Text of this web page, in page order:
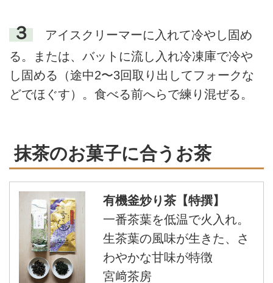
３
アイスクリーマーに入れて冷やし固め
る。または、バットに流し入れ冷凍庫で冷や
し固める（途中2〜3回取り出してフォークな
どでほぐす）。食べる前へらで練り混ぜる。
抹茶のお菓子に合うお茶
有機釜炒り茶【特撰】
一番茶葉を低温で火入れ。
生茶葉の風味が生きた、さ
わやかな甘味が特徴
宮﨑茶房